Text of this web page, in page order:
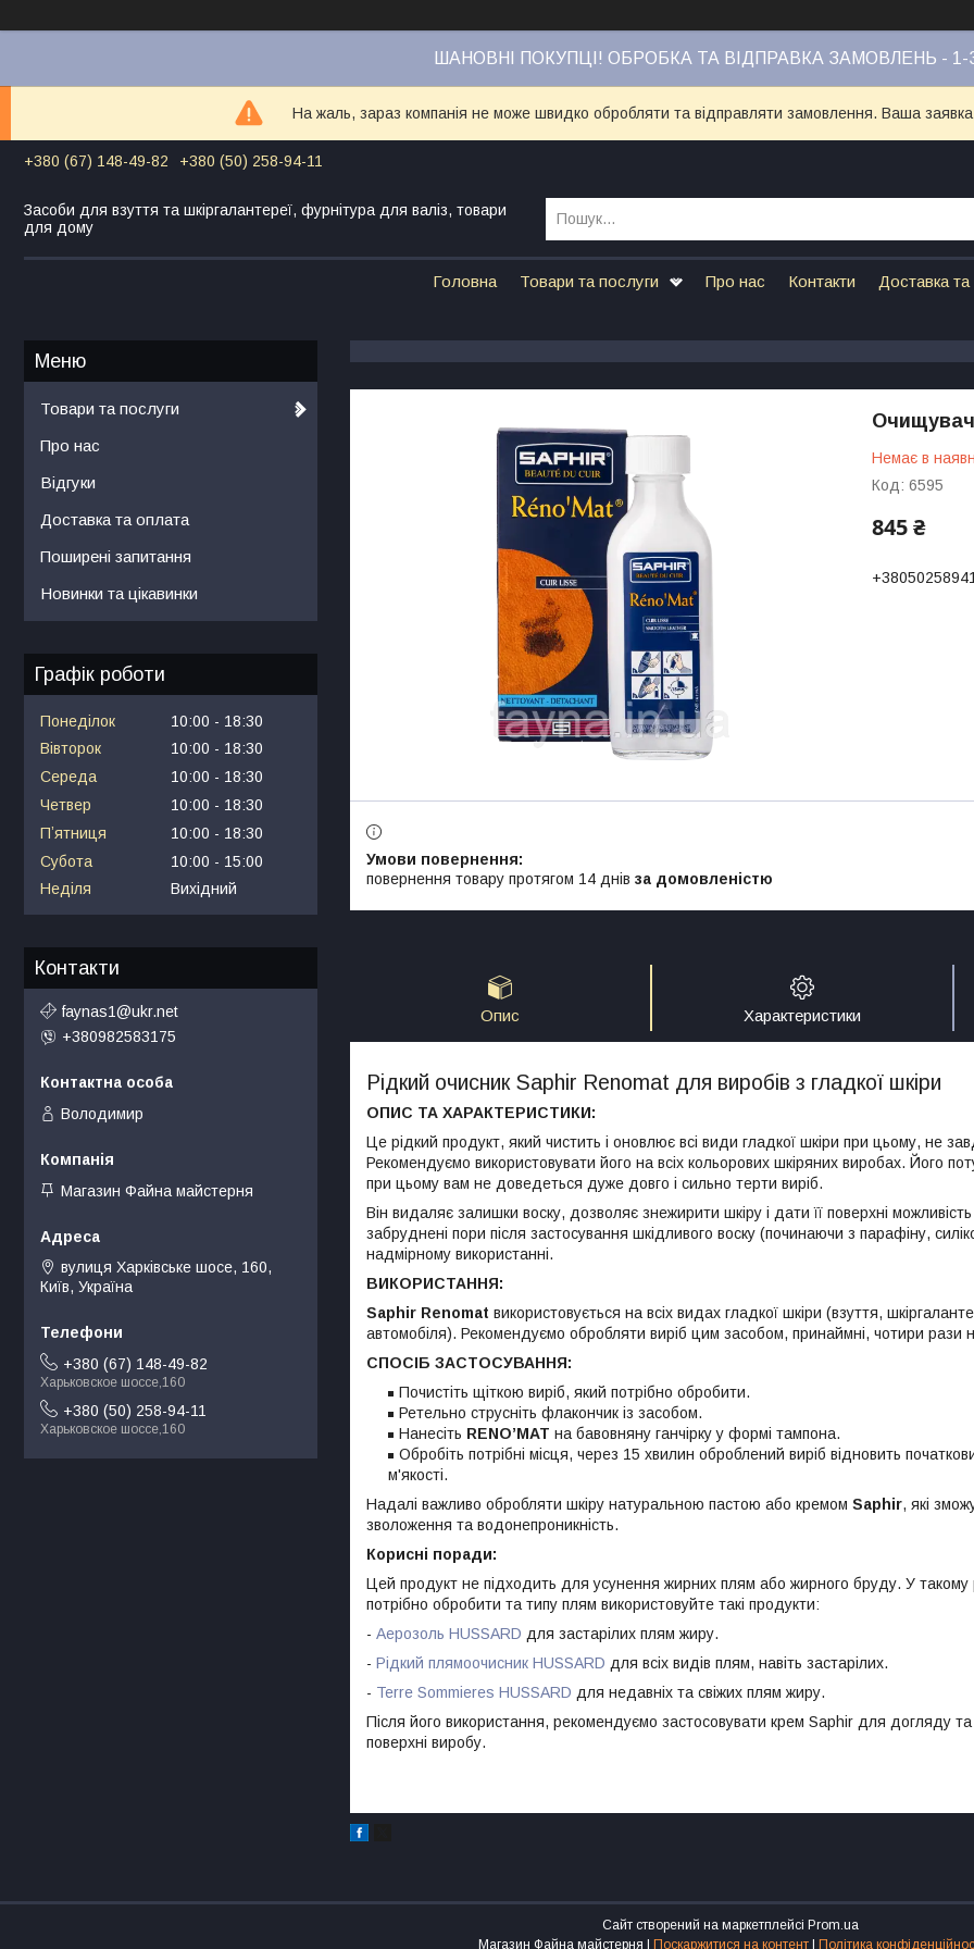
ШАНОВНІ ПОКУПЦІ! ОБРОБКА ТА ВІДПРАВКА ЗАМОВЛЕНЬ -
На жаль, зараз компанія не може швидко обробляти та відправляти замовлення. Ваша
+380 (67) 148-49-82 +380 (50) 258-94-11
Засоби для взуття та шкіргалантереї, фурнітура для валіз, товари
для дому
Головна Товари та послуги Про нас Контакти Доставка
Очищувач
Немає в
Код: 6595
845 ₴
повернення товару протягом 14 днів за домовленістю
Опис Характеристики
Рідкий очисник Saphir Renomat для виробів з гладкої шкіри
ОПИС ТА ХАРАКТЕРИСТИКИ:
Це рідкий продукт, який чистить і оновлює всі види гладкої шкіри при цьому, не
Рекомендуємо використовувати його на всіх кольорових шкіряних виробах. Його
при цьому вам не доведеться дуже довго і сильно терти виріб.
Він видаляє залишки воску, дозволяє знежирити шкіру і дати її поверхні
забруднені пори після застосування шкідливого воску (починаючи з парафіну,
надмірному використанні.
ВИКОРИСТАННЯ:
Saphir Renomat використовується на всіх видах гладкої шкіри (взуття,
автомобіля). Рекомендуємо обробляти виріб цим засобом, принаймні, чотири рази
СПОСІБ ЗАСТОСУВАННЯ:
Почистіть щіткою виріб, який потрібно обробити.
Ретельно струсніть флакончик із засобом.
Нанесіть RENO’MAT на бавовняну ганчірку у формі тампона.
Обробіть потрібні місця, через 15 хвилин оброблений виріб відновить
м'якості.
Надалі важливо обробляти шкіру натуральною пастою або кремом Saphir, які
зволоження та водонепроникність.
Корисні поради:
Цей продукт не підходить для усунення жирних плям або жирного бруду. У такому
потрібно обробити та типу плям використовуйте такі продукти:
- Аерозоль HUSSARD для застарілих плям жиру.
- Рідкий плямоочисник HUSSARD для всіх видів плям, навіть застарілих.
- Terre Sommieres HUSSARD для недавніх та свіжих плям жиру.
Після його використання, рекомендуємо застосовувати крем Saphir для догляду
поверхні виробу.
Товари та послуги
Про нас
Відгуки
Доставка та оплата
Поширені запитання
Новинки та цікавинки
Графік роботи
Понеділок 10:00
18:30
Вівторок
10:00
18:30
Середа
10:00
18:30
Четвер
10:00
18:30
Пʼятниця
10:00
18:30
Субота
10:00
15:00
Неділя
Вихідний
Контакти
faynas1@ukr.net
+380982583175
Володимир
Магазин Файна майстерня
вулиця Харківське шосе, 160,
Київ, Україна
+380 (67) 148-49-82
Харьковское шоссе,160
+380 (50) 258-94-11
Харьковское шоссе,160
Сайт створений на маркетплейсі Prom.ua
Поскаржитися на контент Політика